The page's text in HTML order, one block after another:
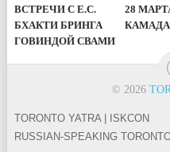
ВСТРЕЧИ С Е.С.
БХАКТИ БРИНГА
ГОВИНДОЙ СВАМИ
28
© 2026
TORONTO YATRA | ISKCON
RUSSIAN-SPEAKING